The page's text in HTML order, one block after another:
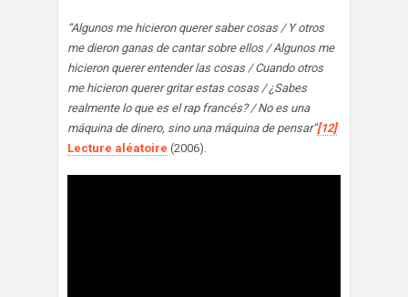
“Algunos me hicieron querer saber cosas / Y otros
me dieron ganas de cantar sobre ellos / Algunos me
hicieron querer entender las cosas / Cuando otros
me hicieron querer gritar estas cosas / ¿Sabes
realmente lo que es el rap francés? / No es una
máquina de dinero, sino una máquina de pensar”[12]
Lecture aléatoire (2006).